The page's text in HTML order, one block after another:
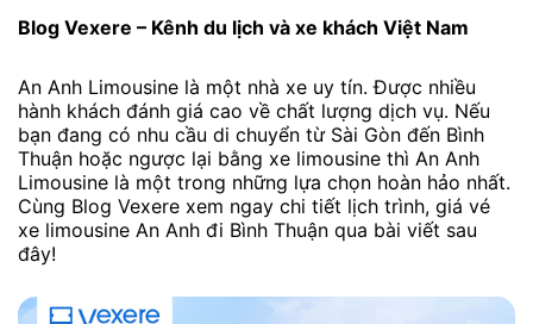
Blog Vexere – Kênh du lịch và xe khách Việt Nam
An Anh Limousine là một nhà xe uy tín. Được nhiều
hành khách đánh giá cao về chất lượng dịch vụ. Nếu
bạn đang có nhu cầu di chuyển từ Sài Gòn đến Bình
Thuận hoặc ngược lại bằng xe limousine thì An Anh
Limousine là một trong những lựa chọn hoàn hảo nhất.
Cùng Blog Vexere xem ngay chi tiết lịch trình, giá vé
xe limousine An Anh đi Bình Thuận qua bài viết sau
đây!